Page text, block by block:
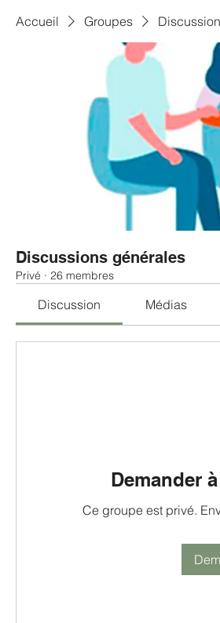
Accueil Groupes
Discussions générales
Privé · 26 membres
Discussion Médias
Demander
Ce groupe est privé.